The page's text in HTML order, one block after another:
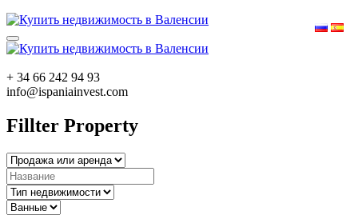
+ 34 66 242 94 93
info@ispaniainvest.com
Fillter Property